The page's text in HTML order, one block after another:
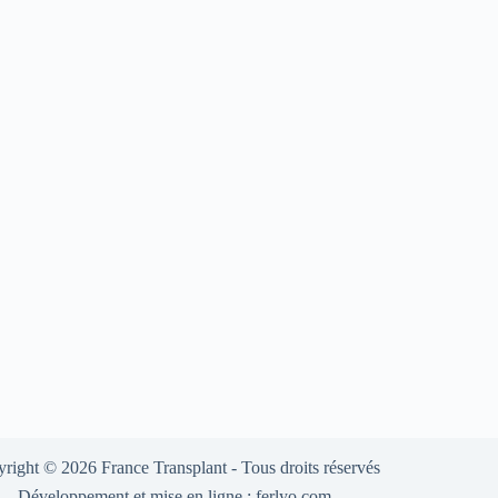
© 2026France Transplant- Tous droits réservés